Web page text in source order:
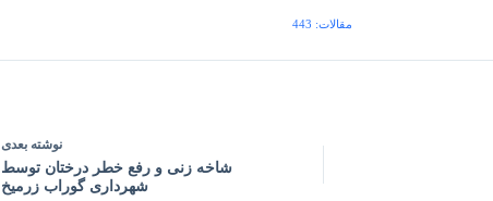
مقالات: 443
نوشته بعدی
شاخه زنی و رفع خطر درختان توسط
شهرداری گوراب زرمیخ